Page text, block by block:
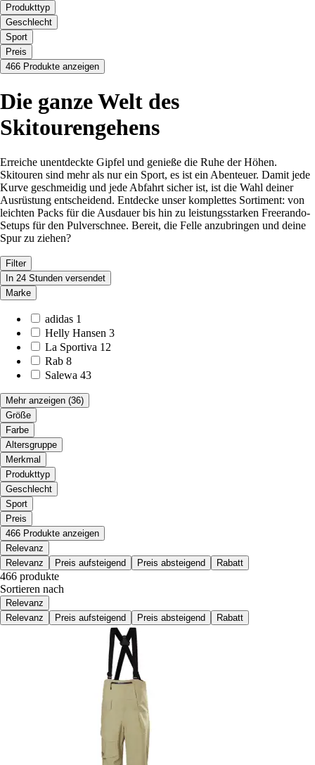
Produkttyp
Geschlecht
Sport
Preis
466 Produkte anzeigen
Die ganze Welt des
Skitourengehens
Erreiche unentdeckte Gipfel und genieße die Ruhe der Höhen.
Skitouren sind mehr als nur ein Sport, es ist ein Abenteuer. Damit jede
Kurve geschmeidig und jede Abfahrt sicher ist, ist die Wahl deiner
Ausrüstung entscheidend. Entdecke unser komplettes Sortiment: von
leichten Packs für die Ausdauer bis hin zu leistungsstarken Freerando-
Setups für den Pulverschnee. Bereit, die Felle anzubringen und deine
Spur zu ziehen?
Filter
In 24 Stunden versendet
Marke
adidas 1
Helly Hansen 3
La Sportiva 12
Rab 8
Salewa 43
Mehr anzeigen (36)
Größe
Farbe
Altersgruppe
Merkmal
Produkttyp
Geschlecht
Sport
Preis
466 Produkte anzeigen
Relevanz
Relevanz
Preis aufsteigend Preis absteigend Rabatt
466 produkte
Sortieren nach
Relevanz
Relevanz
Preis aufsteigend Preis absteigend Rabatt